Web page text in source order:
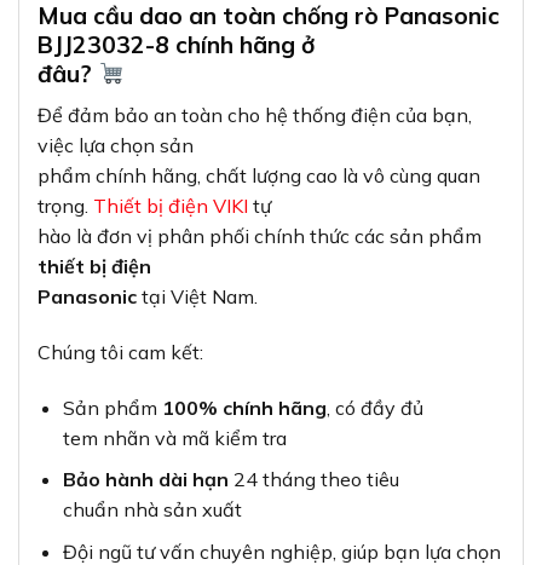
Mua cầu dao an toàn chống rò Panasonic
BJJ23032-8 chính hãng ở
đâu?
Để đảm bảo an toàn cho hệ thống điện của bạn,
việc lựa chọn sản
phẩm chính hãng, chất lượng cao là vô cùng quan
trọng. Thiết bị điện VIKI tự
hào là đơn vị phân phối chính thức các sản phẩm
thiết bị điện
Panasonic tại Việt Nam.
Chúng tôi cam kết:
Sản phẩm 100% chính hãng , có đầy đủ
tem nhãn và mã kiểm tra
Bảo hành dài hạn 24 tháng theo tiêu
chuẩn nhà sản xuất
Đội ngũ tư vấn chuyên nghiệp, giúp bạn lựa chọn